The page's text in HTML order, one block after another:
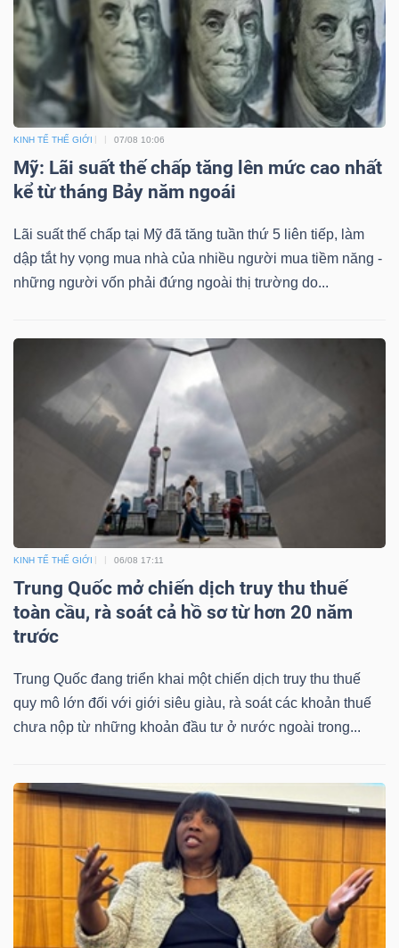
KINH TẾ THẾ GIỚI 07/08 10:06
Mỹ: Lãi suất thế chấp tăng lên mức cao nhất
kể từ tháng Bảy năm ngoái
Lãi suất thế chấp tại Mỹ đã tăng tuần thứ 5 liên tiếp, làm
dập tắt hy vọng mua nhà của nhiều người mua tiềm năng -
những người vốn phải đứng ngoài thị trường do...
KINH TẾ THẾ GIỚI 06/08 17:11
Trung Quốc mở chiến dịch truy thu thuế
toàn cầu, rà soát cả hồ sơ từ hơn 20 năm
trước
Trung Quốc đang triển khai một chiến dịch truy thu thuế
quy mô lớn đối với giới siêu giàu, rà soát các khoản thuế
chưa nộp từ những khoản đầu tư ở nước ngoài trong...